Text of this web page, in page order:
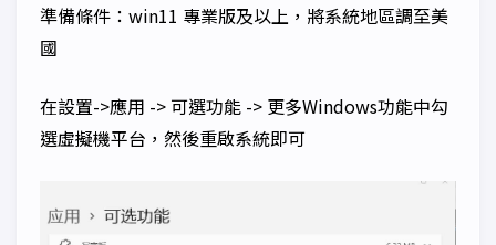
準備條件：win11 專業版及以上，將系統地區調至美
國
在設置->應用 -> 可選功能 -> 更多Windows功能中勾
選虛擬機平台，然後重啟系統即可